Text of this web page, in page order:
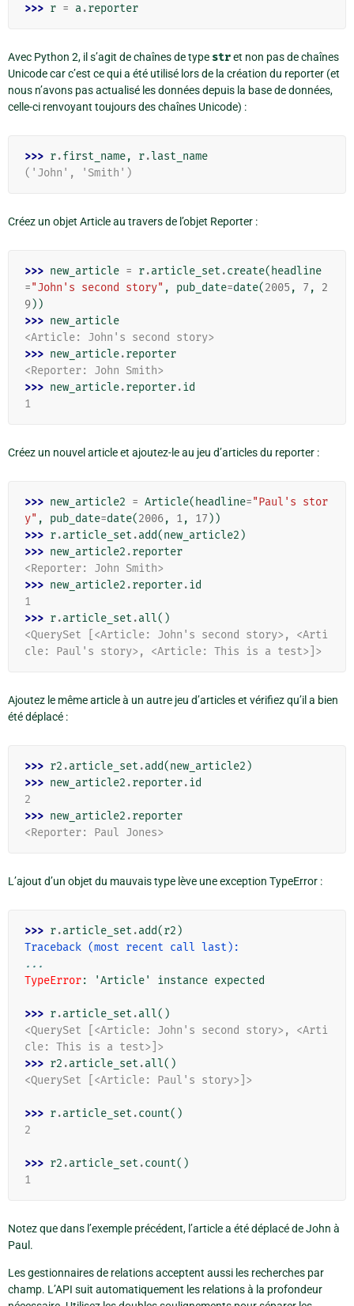
>>> r = a.reporter
Avec Python 2, il s’agit de chaînes de type stret non pas de chaînes
Unicode car c’est ce qui a été utilisé lors de la création du reporter (et
nous n’avons pas actualisé les données depuis la base de données,
celle-ci renvoyant toujours des chaînes Unicode) :
>>> r.first_name, r.last_name
('John', 'Smith')
Créez un objet Article au travers de l’objet Reporter :
>>> new_article = r.article_set .create( headline
="John's second story" , pub_date=date(2005 , 7 ,
2
9))
>>> new_article
<Article: John's second story>
>>> new_article.reporter
<Reporter: John Smith>
>>> new_article.reporter.id
1
Créez un nouvel article et ajoutez-le au jeu d’articles du reporter :
>>> new_article2 = Article( headline="Paul's stor
y" , pub_date=date(2006, 1, 17 ))
>>> r.article_set .add(new_article2 )
>>> new_article2 .reporter
<Reporter: John Smith>
>>> new_article2 .reporter.id
1
>>> r.article_set .all()
<QuerySet [<Article: John's second story>, <Arti
cle: Paul's story>, <Article: This is a test>]>
Ajoutez le même article à un autre jeu d’articles et vérifiez qu’il a bien
été déplacé :
>>> r2 .article_set .add(new_article2 )
>>> new_article2 .reporter.id
2
>>> new_article2 .reporter
<Reporter: Paul Jones>
L’ajout d’un objet du mauvais type lève une exception TypeError :
>>> r.article_set .add(r2 )
Traceback (most recent call last):
...
TypeError: 'Article' instance expected
>>> r.article_set .all()
<QuerySet [<Article: John's second story>, <Arti
cle: This is a test>]>
>>> r2 .article_set .all()
<QuerySet [<Article: Paul's story>]>
>>> r.article_set .count()
2
>>> r2 .article_set .count()
1
Notez que dans l’exemple précédent, l’article a été déplacé de John à
Paul.
Les gestionnaires de relations acceptent aussi les recherches par
champ. L’API suit automatiquement les relations à la profondeur